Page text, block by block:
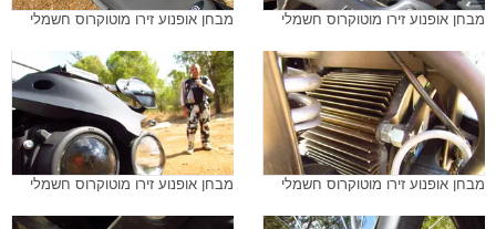
מבחן אופנוע זירו מוטוקרוס חשמלי מבחן אופנוע זירו מוטוקרוס חשמלי
מבחן אופנוע זירו מוטוקרוס חשמלי מבחן אופנוע זירו מוטוקרוס חשמלי